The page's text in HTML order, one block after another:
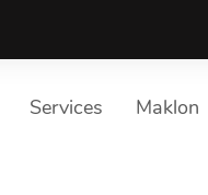
Services Maklon